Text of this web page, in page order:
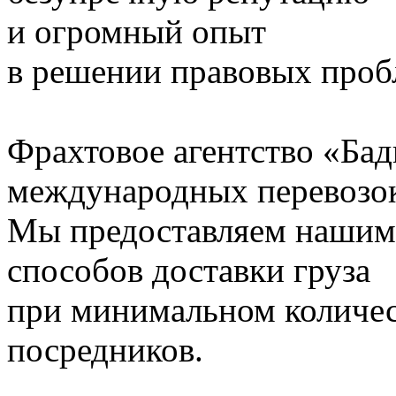
и огромный опыт
в решении правовых
Фрахтовое агентство
международных
Мы предоставляем
способов доставки груза
при минимальном
посредников.